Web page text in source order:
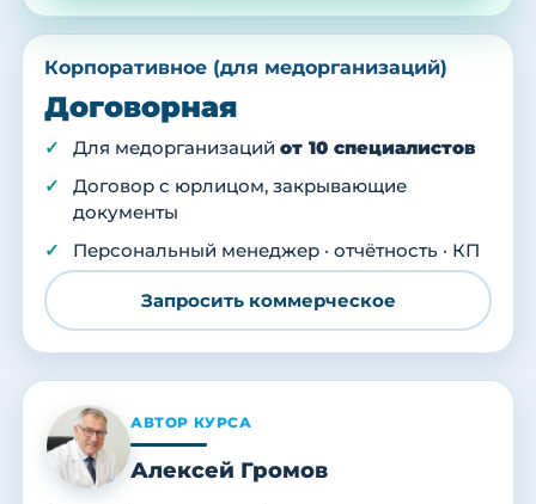
Корпоративное (для медорганизаций)
Договорная
Для медорганизаций от 10 специалистов
Договор с юрлицом, закрывающие
документы
Персональный менеджер · отчётность · КП
Запросить коммерческое
АВТОР КУРСА
Алексей Громов